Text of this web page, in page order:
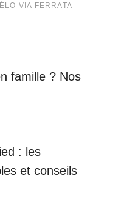
VIA FERRATA
famille ? Nos
: les
et conseils